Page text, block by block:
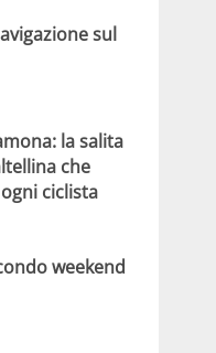
sul
la salita
che
ciclista
weekend